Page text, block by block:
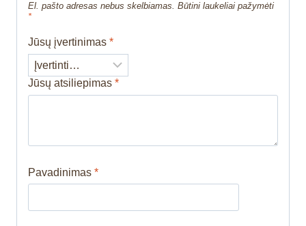
El. pašto adresas nebus skelbiamas. Būtini laukeliai pažymėti
*
Jūsų įvertinimas *
Jūsų atsiliepimas *
Pavadinimas *